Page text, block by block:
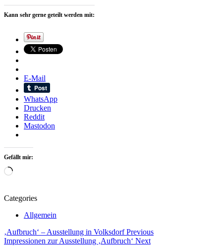
Kann sehr gerne geteilt werden mit:
E-Mail
WhatsApp
Drucken
Reddit
Mastodon
Gefällt mir:
Wird
Categories
Allgemein
Tags
Beitragsnavigation
‚Aufbruch‘ – Ausstellung in VolksdorfPrevious
Impressionen zur Ausstellung ‚Aufbruch‘ Next